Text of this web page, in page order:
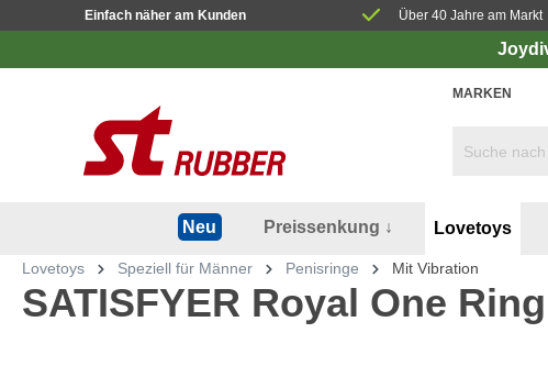
Einfach näher am Kunden Über 40 Jahre am Markt
MARKEN
Neu Preissenkung ↓ Lovetoys
Lovetoys Speziell für Männer Penisringe Mit Vibration
SATISFYER Royal One